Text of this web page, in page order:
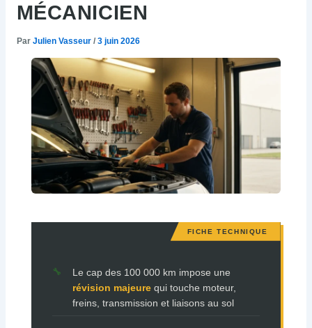
MÉCANICIEN
Par Julien Vasseur / 3 juin 2026
Le cap des 100 000 km impose une
révision majeurequi touche moteur,
freins, transmission et liaisons au sol